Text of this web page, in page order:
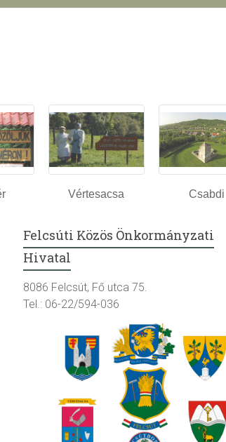
Vértesacsa Csabdi
Felcsúti Közös Önkormányzati
Hivatal
8086 Felcsút, Fő utca 75.
Tel.: 06-22/594-036